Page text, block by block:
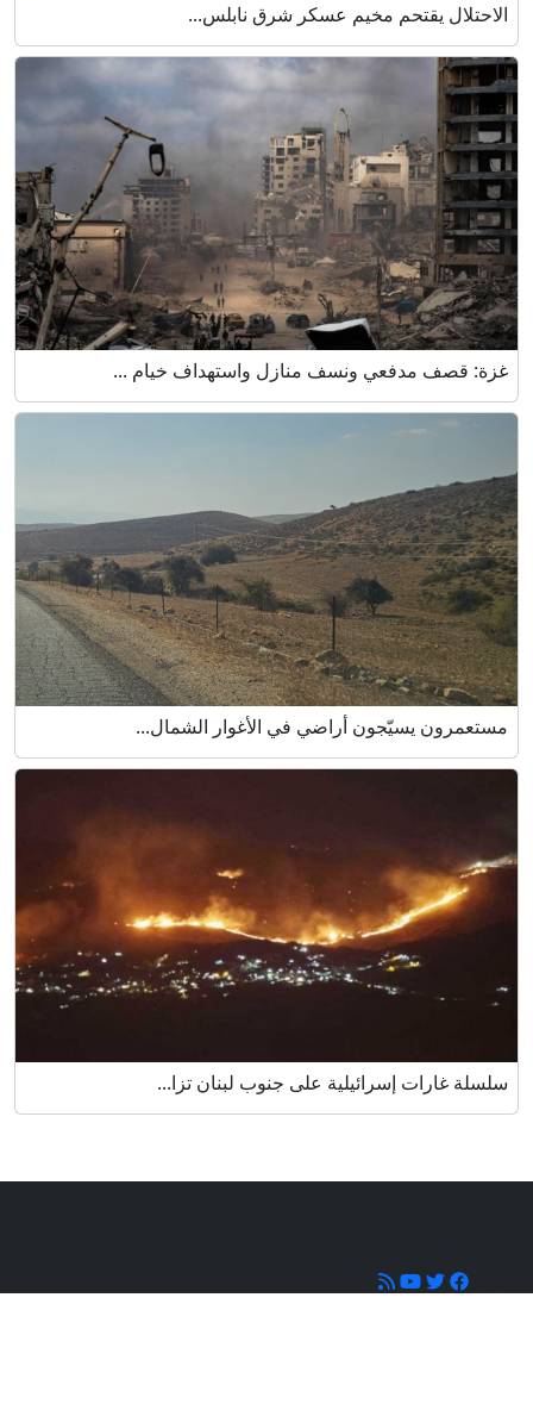
الاحتلال يقتحم مخيم عسكر شرق نابلس...
غزة: قصف مدفعي ونسف منازل واستهداف خيام ...
مستعمرون يسيّجون أراضي في الأغوار الشمال...
سلسلة غارات إسرائيلية على جنوب لبنان تزا...